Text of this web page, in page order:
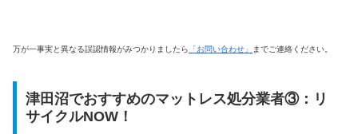
万が一事実と異なる誤認情報がみつかりましたら 「お問い合わせ」 までご連絡ください。
津田沼でおすすめのマットレス処分業者③：リ
サイクルNOW！